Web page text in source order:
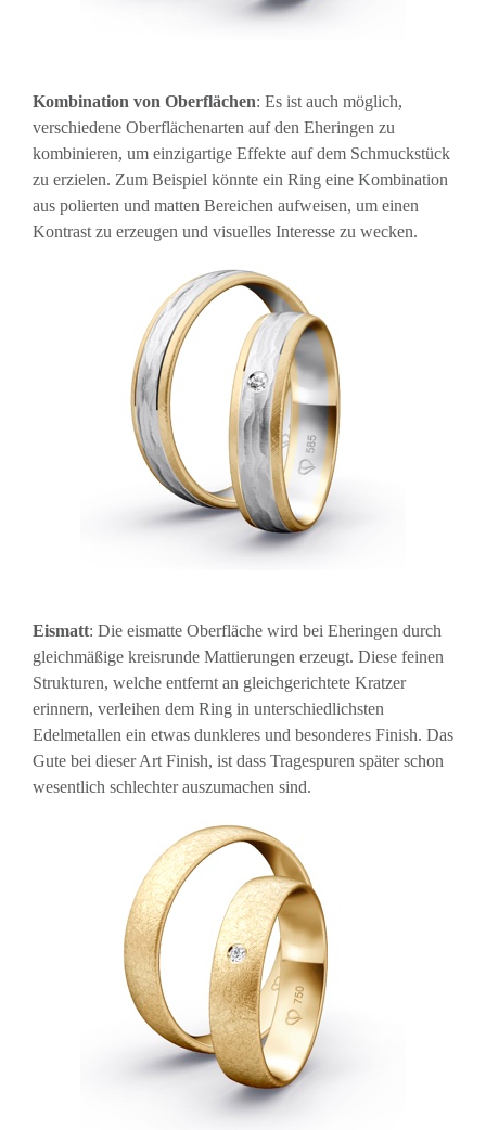
Kombination von Oberflächen: Es ist auch möglich,
verschiedene Oberflächenarten auf den Eheringen zu
kombinieren, um einzigartige Effekte auf dem Schmuckstück
zu erzielen. Zum Beispiel könnte ein Ring eine Kombination
aus polierten und matten Bereichen aufweisen, um einen
Kontrast zu erzeugen und visuelles Interesse zu wecken.
Eismatt: Die eismatte Oberfläche wird bei Eheringen durch
gleichmäßige kreisrunde Mattierungen erzeugt. Diese feinen
Strukturen, welche entfernt an gleichgerichtete Kratzer
erinnern, verleihen dem Ring in unterschiedlichsten
Edelmetallen ein etwas dunkleres und besonderes Finish. Das
Gute bei dieser Art Finish, ist dass Tragespuren später schon
wesentlich schlechter auszumachen sind.